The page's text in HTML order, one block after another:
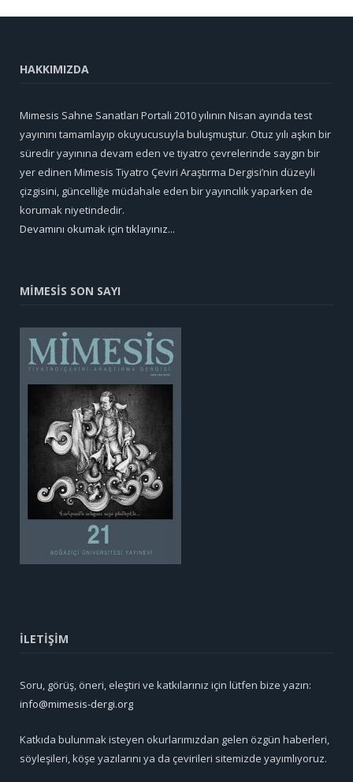
HAKKIMIZDA
Mimesis Sahne Sanatları Portali 2010 yılının Nisan ayında test
yayınını tamamlayıp okuyucusuyla buluşmuştur. Otuz yılı aşkın bir
süredir yayınına devam eden ve tiyatro çevrelerinde saygın bir
yer edinen Mimesis Tiyatro Çeviri Araştırma Dergisi’nin düzeyli
çizgisini, güncelliğe müdahale eden bir yayıncılık yaparken de
korumak niyetindedir.
Devamını okumak için tıklayınız...
MİMESİS SON SAYI
İLETİŞİM
Soru, görüş, öneri, eleştiri ve katkılarınız için lütfen bize yazın:
info@mimesis-dergi.org
Katkıda bulunmak isteyen okurlarımızdan gelen özgün haberleri,
söyleşileri, köşe yazılarını ya da çevirileri sitemizde yayımlıyoruz.